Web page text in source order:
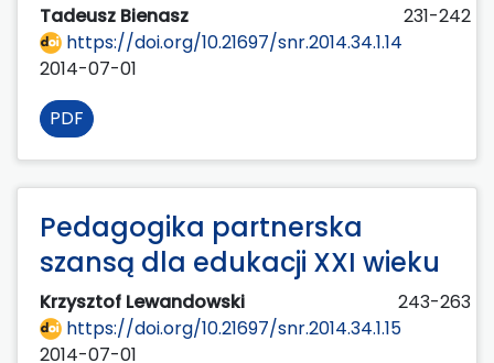
Tadeusz Bienasz
231-242
https://doi.org/10.21697/snr.2014.34.1.14
2014-07-01
PDF
Pedagogika partnerska
szansą dla edukacji XXI wieku
Krzysztof Lewandowski
243-263
https://doi.org/10.21697/snr.2014.34.1.15
2014-07-01